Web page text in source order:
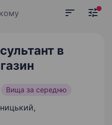
в
Вища за середню